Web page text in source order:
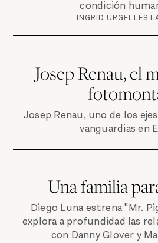
condición
INGRID URGELLES
Josep Renau, el
Josep Renau, uno de los
vanguardias en
Una familia
Diego Luna estrena "Mr.
explora a profundidad las
con Danny Glover y